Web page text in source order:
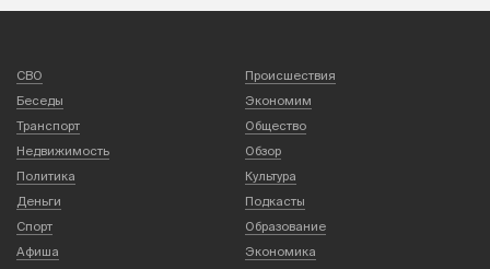
СВО
Происшествия
Беседы
Экономим
Транспорт
Общество
Недвижимость
Обзор
Политика
Культура
Деньги
Подкасты
Спорт
Образование
Афиша
Экономика